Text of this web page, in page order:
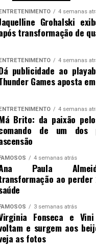
ENTRETENIMENTO 4 semanas
Grohalski
transformação de
ENTRETENIMENTO 4 semanas
publicidade ao
Games aposta
ENTRETENIMENTO 4 semanas
Brito: da paixão
de um dos
FAMOSOS 4 semanas atrás
Paula
ao
FAMOSOS 3 semanas atrás
Fonseca e Vini
e surgem aos
as fotos